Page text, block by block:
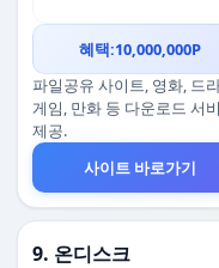
혜택:10,000,000P
파일공유 사이트, 영화, 드
게임, 만화 등 다운로드 서
제공.
사이트 바로가기
9. 온디스크